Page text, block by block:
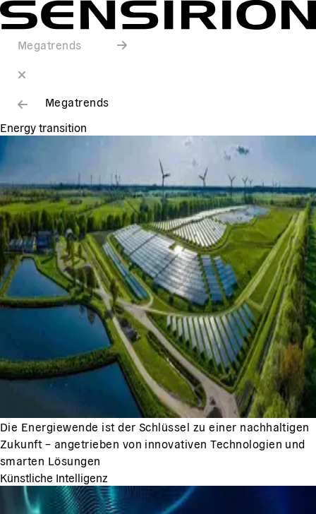
Megatrends
Megatrends
Energy transition
Die Energiewende ist der Schlüssel zu einer nachhaltigen
Zukunft – angetrieben von innovativen Technologien und
smarten Lösungen
Künstliche Intelligenz